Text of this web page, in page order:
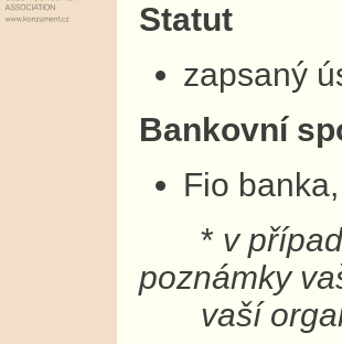
Statut
zapsaný
Bankovní
Fio
* v
poznámky
vaší